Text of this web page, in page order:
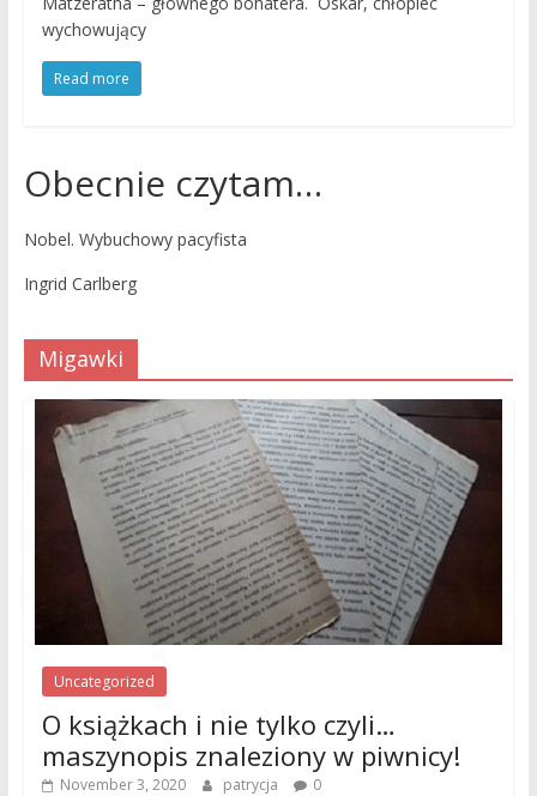
wychowujący
Read more
Obecnie czytam…
Nobel. Wybuchowy pacyfista
Ingrid Carlberg
Migawki
Uncategorized
O książkach i nie tylko czyli…
maszynopis znaleziony w piwnicy!
November 3, 2020 patrycja 0